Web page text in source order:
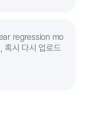
regression mo
시 다시 업로드